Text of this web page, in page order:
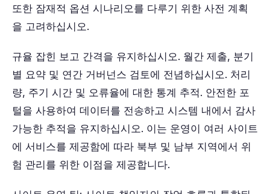
또한 잠재적 옵션 시나리오를 다루기 위한 사전 계획
을 고려하십시오.
규율 잡힌 보고 간격을 유지하십시오. 월간 제출, 분기
별 요약 및 연간 거버넌스 검토에 전념하십시오. 처리
량, 주기 시간 및 오류율에 대한 통계 추적. 안전한 포
털을 사용하여 데이터를 전송하고 시스템 내에서 감사
가능한 추적을 유지하십시오. 이는 운영이 여러 사이트
에 서비스를 제공함에 따라 북부 및 남부 지역에서 위
험 관리를 위한 이점을 제공합니다.